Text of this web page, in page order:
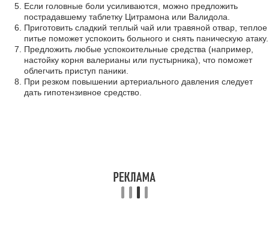
Если головные боли усиливаются, можно предложить
пострадавшему таблетку Цитрамона или Валидола.
Приготовить сладкий теплый чай или травяной отвар, теплое
питье поможет успокоить больного и снять паническую атаку.
Предложить любые успокоительные средства (например,
настойку корня валерианы или пустырника), что поможет
облегчить приступ паники.
При резком повышении артериального давления следует
дать гипотензивное средство.